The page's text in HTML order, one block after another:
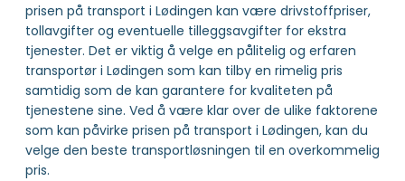
prisen på transport i Lødingen kan være drivstoffpriser,
tollavgifter og eventuelle tilleggsavgifter for ekstra
tjenester. Det er viktig å velge en pålitelig og erfaren
transportør i Lødingen som kan tilby en rimelig pris
samtidig som de kan garantere for kvaliteten på
tjenestene sine. Ved å være klar over de ulike faktorene
som kan påvirke prisen på transport i Lødingen, kan du
velge den beste transportløsningen til en overkommelig
pris.